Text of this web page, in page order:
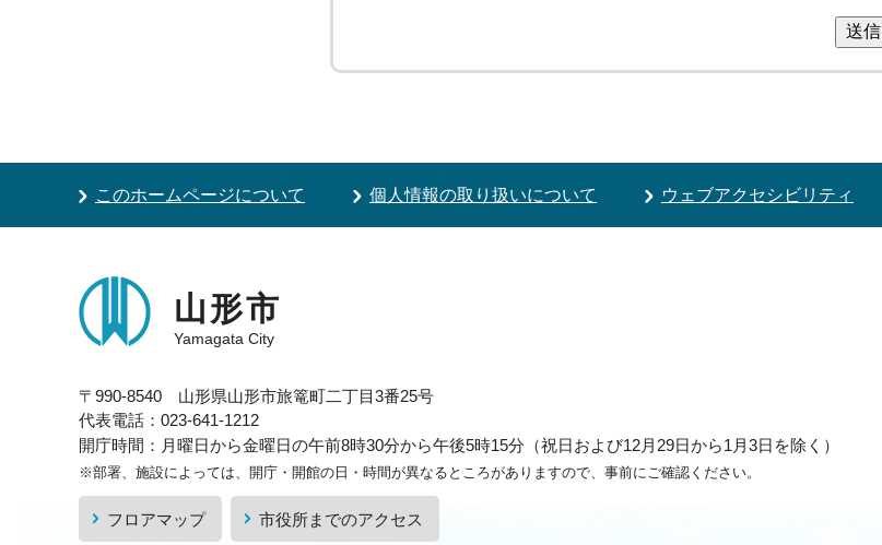
送信
このホームページについて 個人情報の取り扱いについて ウェブアクセシビリティ
山形市
Yamagata City
〒990-8540 山形県山形市旅篭町二丁目3番25号
代表電話：023-641-1212
開庁時間：月曜日から金曜日の午前8時30分から午後5時15分（祝日および12月29日から1月3日を除く）
※部署、施設によっては、開庁・開館の日・時間が異なるところがありますので、事前にご確認ください。
フロアマップ 市役所までのアクセス